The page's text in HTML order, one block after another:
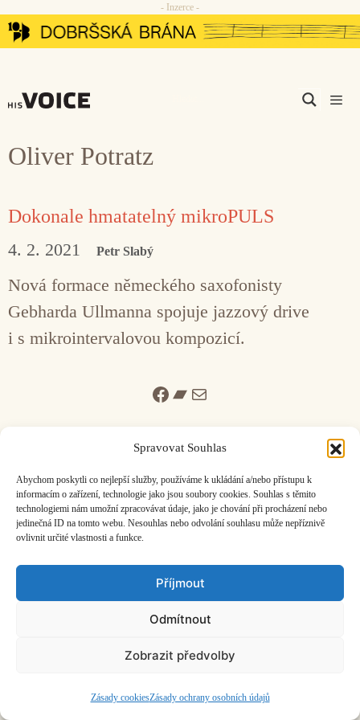
Spravovat Souhlas
Abychom poskytli co nejlepší služby, používáme k ukládání a/nebo přístupu k
informacím o zařízení, technologie jako jsou soubory cookies. Souhlas s těmito
technologiemi nám umožní zpracovávat údaje, jako je chování při procházení nebo
jedinečná ID na tomto webu. Nesouhlas nebo odvolání souhlasu může nepříznivě
ovlivnit určité vlastnosti a funkce.
Příjmout
Odmítnout
Zobrazit předvolby
Zásady cookiesZásady ochrany osobních údajů
Přeskočit
na
- Inzerce -
Oliver Potratz
Dokonale hmatatelný mikroPULS
4. 2. 2021 Petr Slabý
Nová formace německého saxofonisty
Gebharda Ullmanna spojuje jazzový drive
i s mikrointervalovou kompozicí.
Facebook
Bandcamp
Mail
ČASOPIS O JINÉ HUDBĚ | vydává Hudební informační středisko|
založeno 2001 | Kontaktujte nás:info@hisvoice.cz
©2026 HISvoice – design a admin